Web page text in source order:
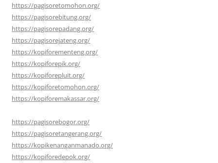
https://pagisoretomohon.org/
https://pagisorebitung.org/
https://pagisorepadang.org/
https://pagisorejateng.org/
https://kopiforementeng.org/
https://kopiforepik.org/
https://kopiforepluit.org/
https://kopiforetomohon.org/
https://kopiforemakassar.org/
https://pagisorebogor.org/
https://pagisoretangerang.org/
https://kopikenanganmanado.org/
https://kopiforedepok.org/